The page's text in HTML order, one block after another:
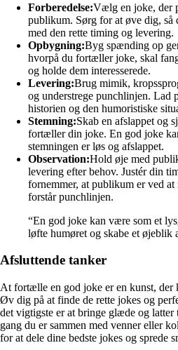
Forberedelse:Vælg en joke, der
publikum. Sørg for at øve dig, så
med den rette timing og levering.
Opbygning:Byg spænding op
hvorpå du fortæller joke, skal
og holde dem interesserede.
Levering:Brug mimik,
og understrege punchlinjen. Lad
historien og den humoristiske
Stemning:Skab en afslappet og
fortæller din joke. En god joke
stemningen er løs og afslappet.
Observation:Hold øje med
levering efter behov. Justér din
fornemmer, at publikum er ved
forstår punchlinjen.
“En god joke kan være som et
løfte humøret og skabe et øjeblik
Afsluttende tanker
At fortælle en god joke er en kunst, der
Øv dig på at finde de rette jokes og
det vigtigste er at bringe glæde og latter
gang du er sammen med venner eller
for at dele dine bedste jokes og sprede